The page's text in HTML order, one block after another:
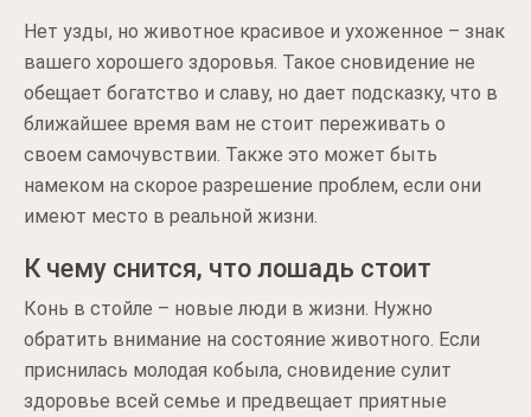
Нет узды, но животное красивое и ухоженное – знак
вашего хорошего здоровья. Такое сновидение не
обещает богатство и славу, но дает подсказку, что в
ближайшее время вам не стоит переживать о
своем самочувствии. Также это может быть
намеком на скорое разрешение проблем, если они
имеют место в реальной жизни.
К чему снится, что лошадь стоит
Конь в стойле – новые люди в жизни. Нужно
обратить внимание на состояние животного. Если
приснилась молодая кобыла, сновидение сулит
здоровье всей семье и предвещает приятные